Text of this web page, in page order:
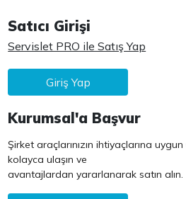
Satıcı Girişi
Servislet PRO ile Satış Yap
Giriş Yap
Kurumsal'a Başvur
Şirket araçlarınızın ihtiyaçlarına
kolayca ulaşın ve
avantajlardan yararlanarak satın alın.